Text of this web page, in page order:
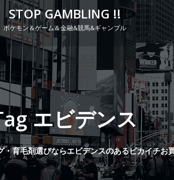
STOP GAMBLING !!
ポケモン＆ゲーム＆金融&競馬&ギャンブル
P
r
i
m
a
r
y
M
e
エビデンス
・育毛剤選びならエビデンスのあるピカイチお